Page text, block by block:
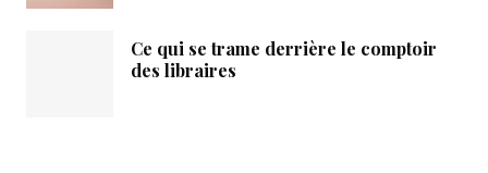
Ce qui se trame derrière le comptoir
des libraires